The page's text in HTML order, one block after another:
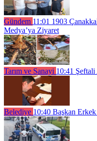
Gündem 11:01 1903
Medya’ya Ziyaret
Tarım ve Sanayi 10:41 Şeftali
Belediye 10:40 Başkan Erkek